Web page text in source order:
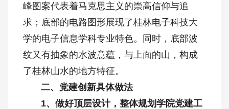
峰图案代表着马克思主义的崇高信仰与追
求；底部的电路图形展现了桂林电子科技大
学的电子信息学科专业特色。同时，底部波
纹又有抽象的水波意蕴，与上面的山，构成
了桂林山水的地方特征。
二、党建创新具体做法
1、做好顶层设计，整体规划学院党建工